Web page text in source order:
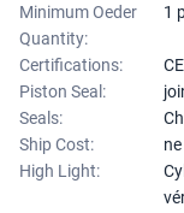
Minimum Oeder
Quantity:
1
Certifications:
CE
Piston Seal:
Seals:
Ship Cost:
High Light: